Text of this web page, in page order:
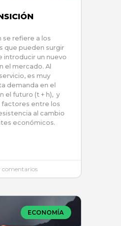
se refiere a los
que pueden surgir
introducir un nuevo
el mercado. Al
es muy
demanda en el
el futuro (t + h), y
factores entre los
al cambio
económicos.
comentarios
ECONOMÍA